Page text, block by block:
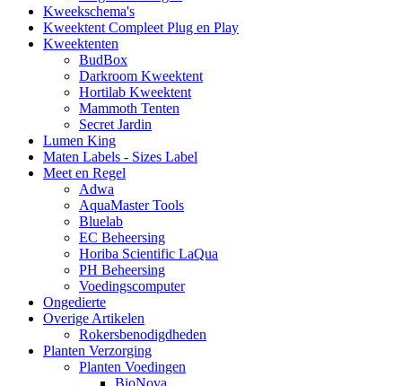
Kweekschema's
Kweektent Compleet Plug en Play
Kweektenten
BudBox
Darkroom Kweektent
Hortilab Kweektent
Mammoth Tenten
Secret Jardin
Lumen King
Maten Labels - Sizes Label
Meet en Regel
Adwa
AquaMaster Tools
Bluelab
EC Beheersing
Horiba Scientific LaQua
PH Beheersing
Voedingscomputer
Ongedierte
Overige Artikelen
Rokersbenodigdheden
Planten Verzorging
Planten Voedingen
BioNova